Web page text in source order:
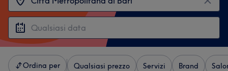
Ordina per Qualsiasi prezzo Servizi Brand